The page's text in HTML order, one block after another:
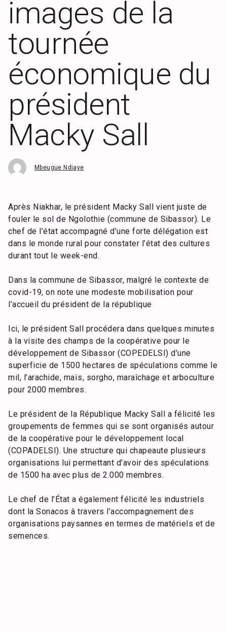
images de la
tournée
économique du
président
Macky Sall
Mbeugue Ndiaye
Après Niakhar, le président Macky Sall vient juste de
fouler le sol de Ngolothie (commune de Sibassor). Le
chef de l’état accompagné d’une forte délégation est
dans le monde rural pour constater l’état des cultures
durant tout le week-end.
Dans la commune de Sibassor, malgré le contexte de
covid-19, on note une modeste mobilisation pour
l’accueil du président de la république
Ici, le président Sall procédera dans quelques minutes
à la visite des champs de la coopérative pour le
développement de Sibassor (COPEDELSI) d’une
superficie de 1500 hectares de spéculations comme le
mil, l’arachide, maïs, sorgho, maraîchage et arboculture
pour 2000 membres.
Le président de la République Macky Sall a félicité les
groupements de femmes qui se sont organisés autour
de la coopérative pour le développement local
(COPADELSI). Une structure qui chapeaute plusieurs
organisations lui permettant d’avoir des spéculations
de 1500 ha avec plus de 2.000 membres.
Le chef de l’État a également félicité les industriels
dont la Sonacos à travers l’accompagnement des
organisations paysannes en termes de matériels et de
semences.